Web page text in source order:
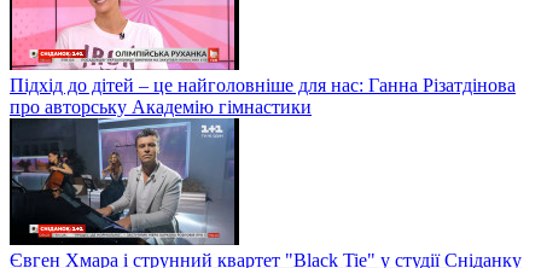
Підхід до дітей – це найголовніше для нас: Ганна Різатдінова
про авторську Академію гімнастики
Євген Хмара і струнний квартет "Black Tie" у студії Сніданку